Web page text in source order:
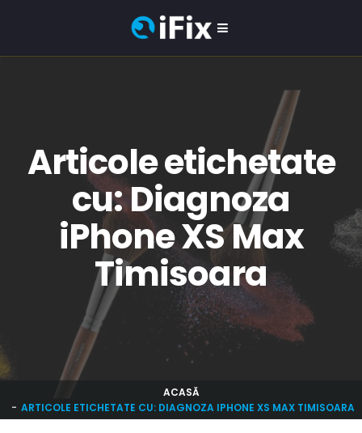
Articole etichetate
cu: Diagnoza
iPhone XS Max
Timisoara
ACASĂ
ARTICOLE ETICHETATE CU: DIAGNOZA IPHONE XS MAX TIMISOARA